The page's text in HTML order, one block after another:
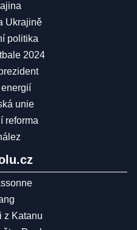
Ukrajině
politika
2024
unie
reforma
z Katanu